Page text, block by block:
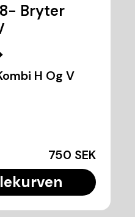
Bryter
H Og V
750 SEK